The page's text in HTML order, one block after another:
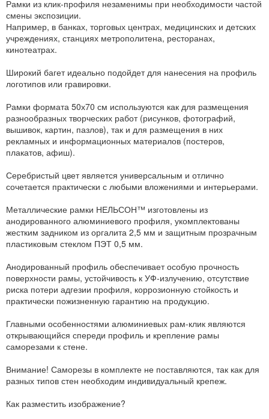
Рамки из клик-профиля незаменимы при необходимости частой
смены экспозиции.
Например, в банках, торговых центрах, медицинских и детских
учреждениях, станциях метрополитена, ресторанах,
кинотеатрах.
Широкий багет идеально подойдет для нанесения на профиль
логотипов или гравировки.
Рамки формата 50х70 см используются как для размещения
разнообразных творческих работ (рисунков, фотографий,
вышивок, картин, пазлов), так и для размещения в них
рекламных и информационных материалов (постеров,
плакатов, афиш).
Серебристый цвет является универсальным и отлично
сочетается практически с любыми вложениями и интерьерами.
Металлические рамки НЕЛЬСОН™ изготовлены из
анодированного алюминиевого профиля, укомплектованы
жестким задником из оргалита 2,5 мм и защитным прозрачным
пластиковым стеклом ПЭТ 0,5 мм.
Анодированный профиль обеспечивает особую прочность
поверхности рамы, устойчивость к УФ-излучению, отсутствие
риска потери адгезии профиля, коррозионную стойкость и
практически пожизненную гарантию на продукцию.
Главными особенностями алюминиевых рам-клик являются
открывающийся спереди профиль и крепление рамы
саморезами к стене.
Внимание! Саморезы в комплекте не поставляются, так как для
разных типов стен необходим индивидуальный крепеж.
Как разместить изображение?